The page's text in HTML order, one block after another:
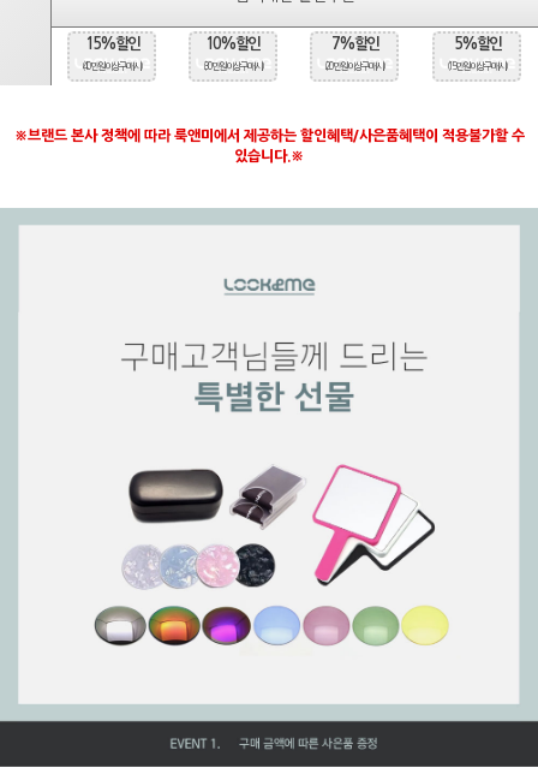
15%할인
(40만원 이상 구매시)
10%할인
(30만원 이상 구매시)
7%할인
(20만원 이상 구매시)
5%할인
(15만원 이상 구매시)
※브랜드 본사 정책에 따라 룩앤미에서 제공하는 할인혜택/사은품혜택이 적용불가할 수
있습니다.※